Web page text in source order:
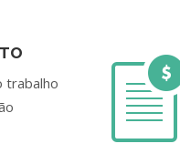
trabalho